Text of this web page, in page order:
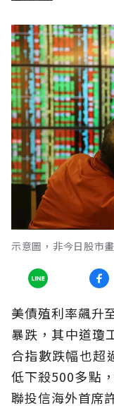
示意圖，非今日股市
美債殖利率飆升
暴跌，其中道瓊
合指數跌幅也超
低下殺500多點
聯投信海外首席